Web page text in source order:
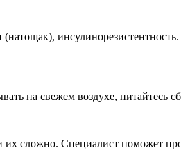
инсулинорезистентность.
на свежем воздухе, питайтесь
сложно. Специалист поможет